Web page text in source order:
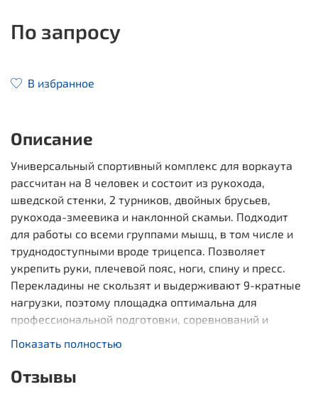
По запросу
В избранное
Описание
Универсальный спортивный комплекс для воркаута
рассчитан на 8 человек и состоит из рукохода,
шведской стенки, 2 турников, двойных брусьев,
рукохода-змеевика и наклонной скамьи. Подходит
для работы со всеми группами мышц, в том числе и
труднодоступными вроде трицепса. Позволяет
укрепить руки, плечевой пояс, ноги, спину и пресс.
Перекладины не скользят и выдерживают 9-кратные
нагрузки, поэтому площадка оптимальна для
профессиональной подготовки, соревнований и
асфальт во дворе. При необходимости укладываем
резиновое покрытие.
Показать полностью
Отзывы